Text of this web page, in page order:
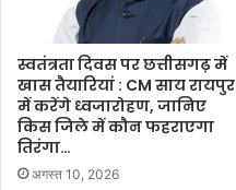
स्वतंत्रता दिवस पर छत्तीसगढ़ में
खास तैयारियां : CM साय रायपुर
में करेंगे ध्वजारोहण, जानिए
किस जिले में कौन फहराएगा
तिरंगा…
अगस्त 10, 2026